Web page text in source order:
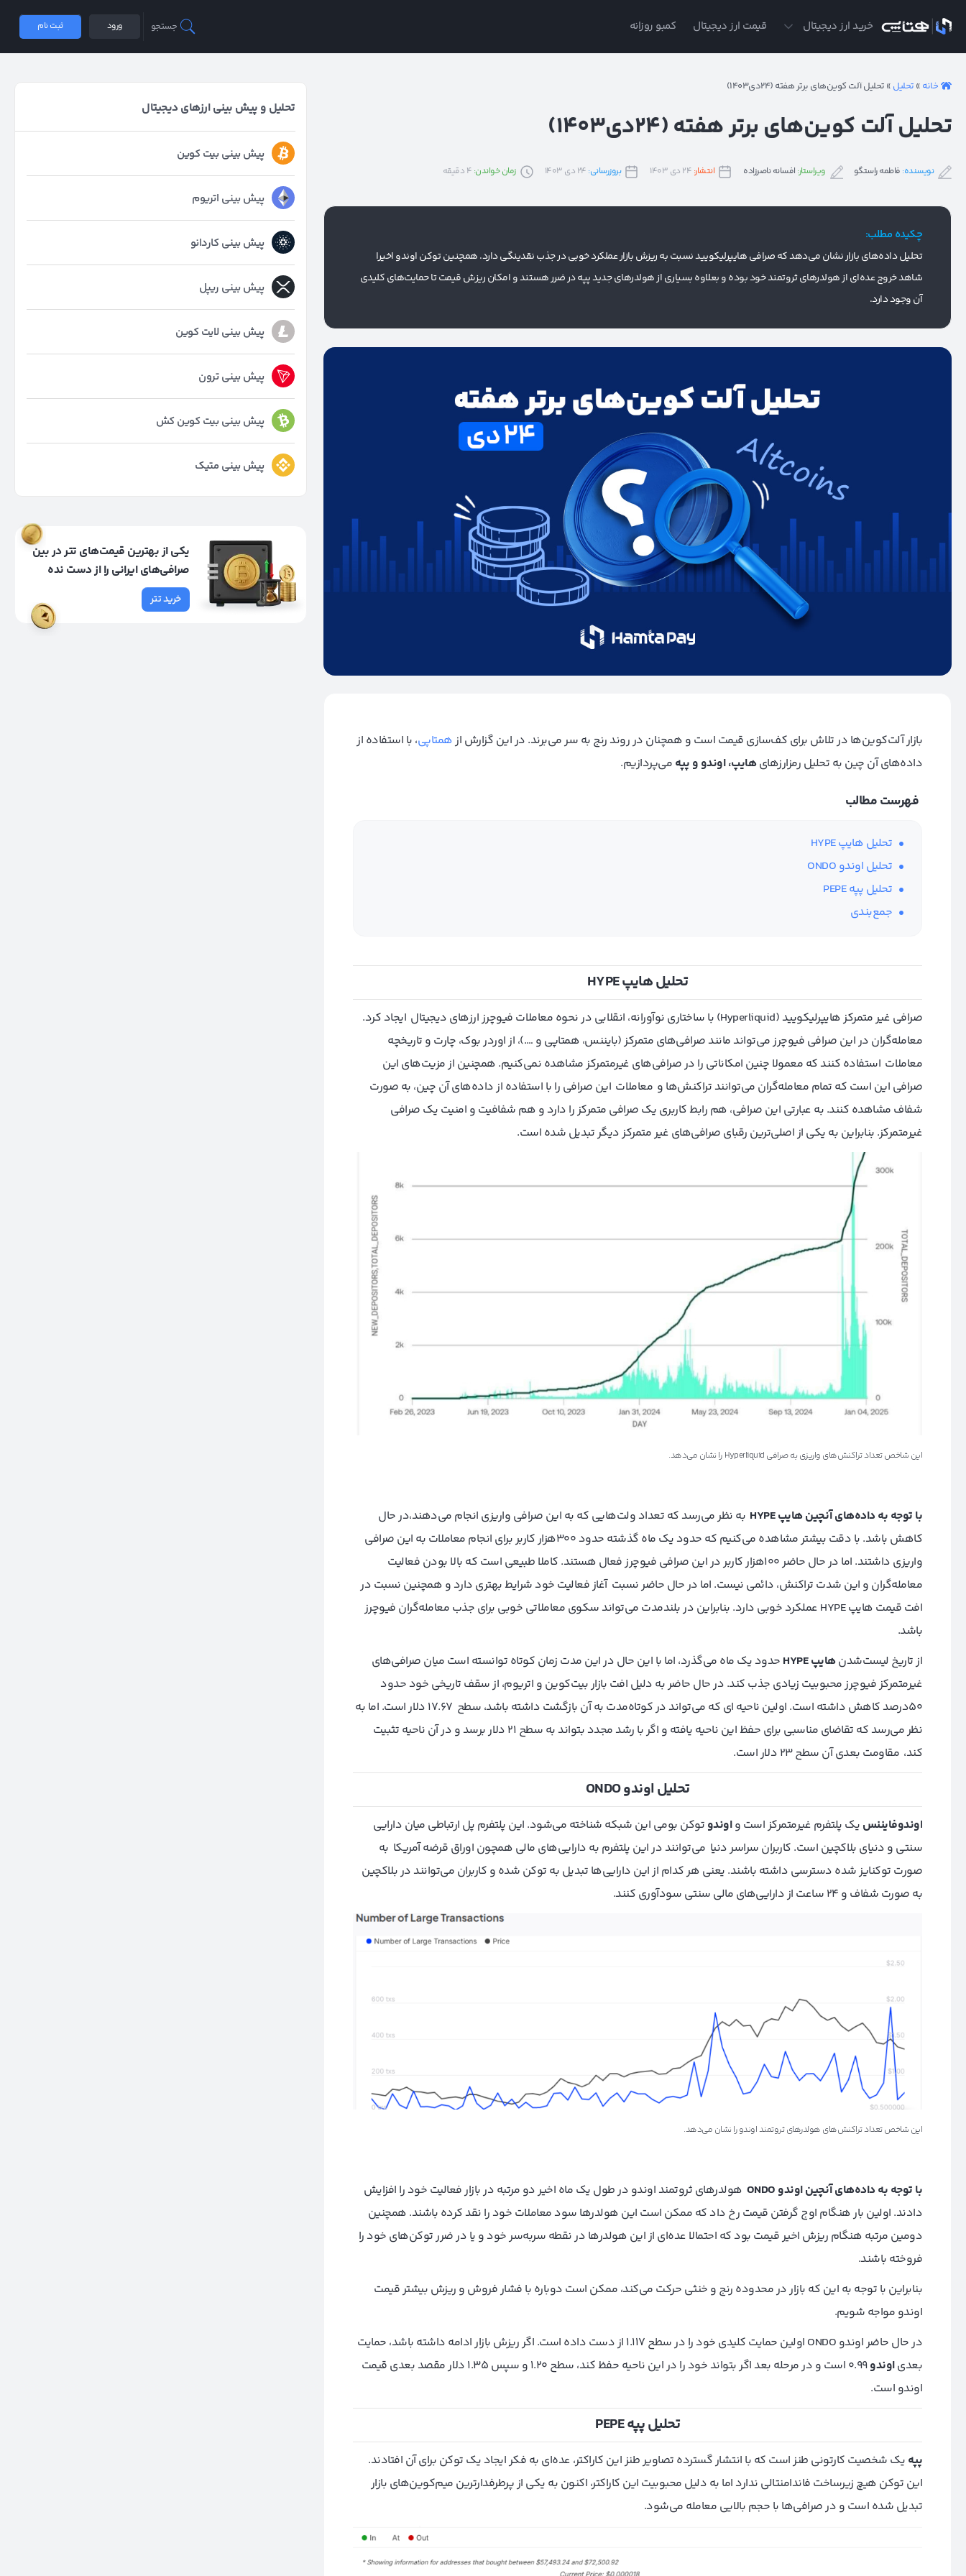
خرید ارز دیجیتال قیمت ارز دیجیتال کمبو روزانه جستجو ورود ثبت نام
خانه » تحلیل » تحلیل آلت کوین‌های برتر هفته (۲۴دی۱۴۰۳)
تحلیل آلت کوین‌های برتر هفته (۲۴دی۱۴۰۳)
نویسنده: فاطمه راستگو ویراستار: افسانه ناصرزاده انتشار: بروزرسانی: زمان خواندن: 4 دقیقه
چکیده مطلب:
تحلیل داده‌های بازار نشان می‌دهد که صرافی هایپرلیکویید نسبت به ریزش بازار عملکرد خوبی در جذب نقدینگی دارد. همچنین توکن اوندو اخیرا
شاهد خروج عده‌ای از هولدرهای ثروتمند خود بوده و بعلاوه بسیاری از هولدرهای جدید پپه در ضرر هستند و امکان ریزش قیمت تا حمایت‌های کلیدی
آن وجود دارد.
بازار آلت‌کوین‌ها در تلاش برای کف‌سازی قیمت است و همچنان در روند رنج به سر می‌برند. در این گزارش ازهمتاپی،‌ با استفاده از
داده‌های آن چین به تحلیل رمزارز‌هایهایپ، اوندو و پپه می‌پردازیم.
فهرست مطالب
تحلیل هایپ HYPE
تحلیل اوندو ONDO
تحلیل پپه PEPE
جمع‌بندی
تحلیل هایپHYPE
صرافی غیر متمرکز هایپرلیکویید (Hyperliquid) با ساختاری نوآورانه، انقلابی در نحوه معاملات فیوچرز ارزهای دیجیتال ایجاد کرد.
معامله‌گران در این صرافی فیوچرز می‌تواند مانند صرافی‌های متمرکز (بایننس، همتاپی و ….)، از اوردر بوک، چارت و تاریخچه
معاملات استفاده کنند که معمولا چنین امکاناتی را در صرافی‌های غیرمتمرکز مشاهده نمی‌کنیم. همچنین از مزیت‌های این
صرافی این است که تمام معامله‌گران می‌توانند تراکنش‌ها و معاملات این صرافی را با استفاده از داده‌های آن‌ چین، به صورت
شفاف مشاهده کنند. به عبارتی این صرافی، هم رابط کاربری یک صرافی متمرکز را دارد و هم شفافیت و امنیت یک صرافی
غیرمتمرکز. بنابراین به یکی از اصلی‌ترین رقبای صرافی‌‌های غیر متمرکز دیگر تبدیل شده است.
این شاخص تعداد تراکنش‌های واریزی به صرافی Hyperliquid را نشان می‌دهد.
با توجه به داده‌های آنچین هایپHYPE به نظر می‌رسد که تعداد ولت‌هایی که به این صرافی واریزی انجام می‌دهند،در حال
کاهش باشد. با دقت بیشتر مشاهده می‌کنیم که حدود یک ماه گذشته حدود 300‌هزار کاربر برای انجام معاملات به این صرافی
واریزی داشتند. اما در حال حاضر 100‌هزار کاربر در این صرافی فیوچرز فعال هستند. کاملا طبیعی است که بالا بودن فعالیت
معامله‌گران و این شدت تراکنش، دا‌ئمی نیست. اما در حال حاضر نسبت آغاز فعالیت خود شرایط بهتری دارد و همچنین نسبت در
افت قیمت هایپ HYPE عملکرد خوبی دارد. بنابراین در بلندمدت می‌تواند سکوی معاملاتی خوبی برای جذب معامله‌گران فیوچرز
باشد.
از تاریخ لیست‌‌شدنهایپHYPE حدود یک ماه می‌گذرد، اما با این حال در این مدت زمان کوتاه توانسته است میان صرافی‌های
غیرمتمرکز فیوچرز محبوبیت زیادی جذب کند. در حال حاضر به دلیل افت بازار بیت‌کوین و اتریوم، از سقف تاریخی خود حدود
50‌درصد کاهش داشته است. اولین ناحیه ای که می‌تواند در کوتاه‌مدت به آن بازگشت داشته باشد، سطح 17.67 دلار است. اما به
نظر می‌رسد که تقاضای مناسبی برای حفظ این ناحیه یافته و اگر با رشد مجدد بتواند به سطح 21 دلار برسد و در آن ناحیه تثبیت
کند، مقاومت بعدی آن سطح 23 دلار است.
تحلیل اوندوONDO
اوندوفایننس یک پلتفرم غیرمتمرکز است واوندو توکن بومی این شبکه شناخته می‌شود. این پلتفرم پل ارتباطی میان دارایی
سنتی و دنیای بلاکچین است. کاربران سراسر دنیا می‌توانند در این پلتفرم به دارایی‌های مالی همچون اوراق قرضه آمریکا به
صورت توکنایز شده دسترسی داشته باشند. یعنی هر کدام از این دارایی‌ها تبدیل به توکن شده و کاربران می‌توانند در بلاکچین
به صورت شفاف و 24 ساعت از دارایی‌های مالی سنتی سودآوری کنند.
این شاخص تعداد تراکنش‌های هولدرهای ثروتمند اوندو را نشان می‌دهد.
با توجه به داده‌های آنچین اوندو ONDO هولدرهای ثروتمند اوندو در طول یک ماه اخیر دو مرتبه در بازار فعالیت خود را افزایش
دادند. اولین بار هنگام اوج گرفتن قیمت رخ داد که ممکن است این هولدرها سود معاملات خود را نقد کرده باشند. همچنین
دومین مرتبه هنگام ریزش اخیر قیمت بود که احتمالا عده‌ای از این هولدرها در نقطه سر‌به‌سر خود و یا در ضرر توکن‌های خود را
فروخته باشند.
بنابراین با توجه به این که بازار در محدوده رنج و خنثی حرکت می‌کند، ممکن است دوباره با فشار فروش و ریزش بیشتر قیمت
اوندو مواجه شویم.
در حال حاضر اوندو ONDO اولین حمایت کلیدی خود را در سطح 1.117 از دست داده است. اگر ریزش بازار ادامه داشته باشد، حمایت
بعدیاوندو
0.99 است و در مرحله بعد اگر بتواند خود را در این ناحیه حفظ کند، سطح 1.20 و سپس 1.35 دلار مقصد بعدی قیمت
اوندو است.
تحلیل پپهPEPE
پپه یک شخصیت کارتونی طنز است که با انتشار گسترده تصاویر طنز این کاراکتر، عده‌ای به فکر ایجاد یک توکن برای آن افتادند.
این توکن هیچ زیرساخت فاندامنتالی ندارد اما به دلیل محبوبیت این کاراکتر، اکنون به یکی از پرطرفدارترین میم‌کوین‌های بازار
تبدیل شده است و در صرافی‌ها با حجم بالایی معامله می‌شود.
تحلیل و پیش بینی ارزهای دیجیتال
پیش بینی بیت کوین
پیش بینی اتریوم
پیش بینی کاردانو
پیش بینی ریپل
پیش بینی لایت کوین
پیش بینی ترون
پیش بینی بیت کوین کش
پیش بینی متیک
یکی از بهترین قیمت‌های تتر در بین
صرافی‌های ایرانی را از دست نده
خرید تتر